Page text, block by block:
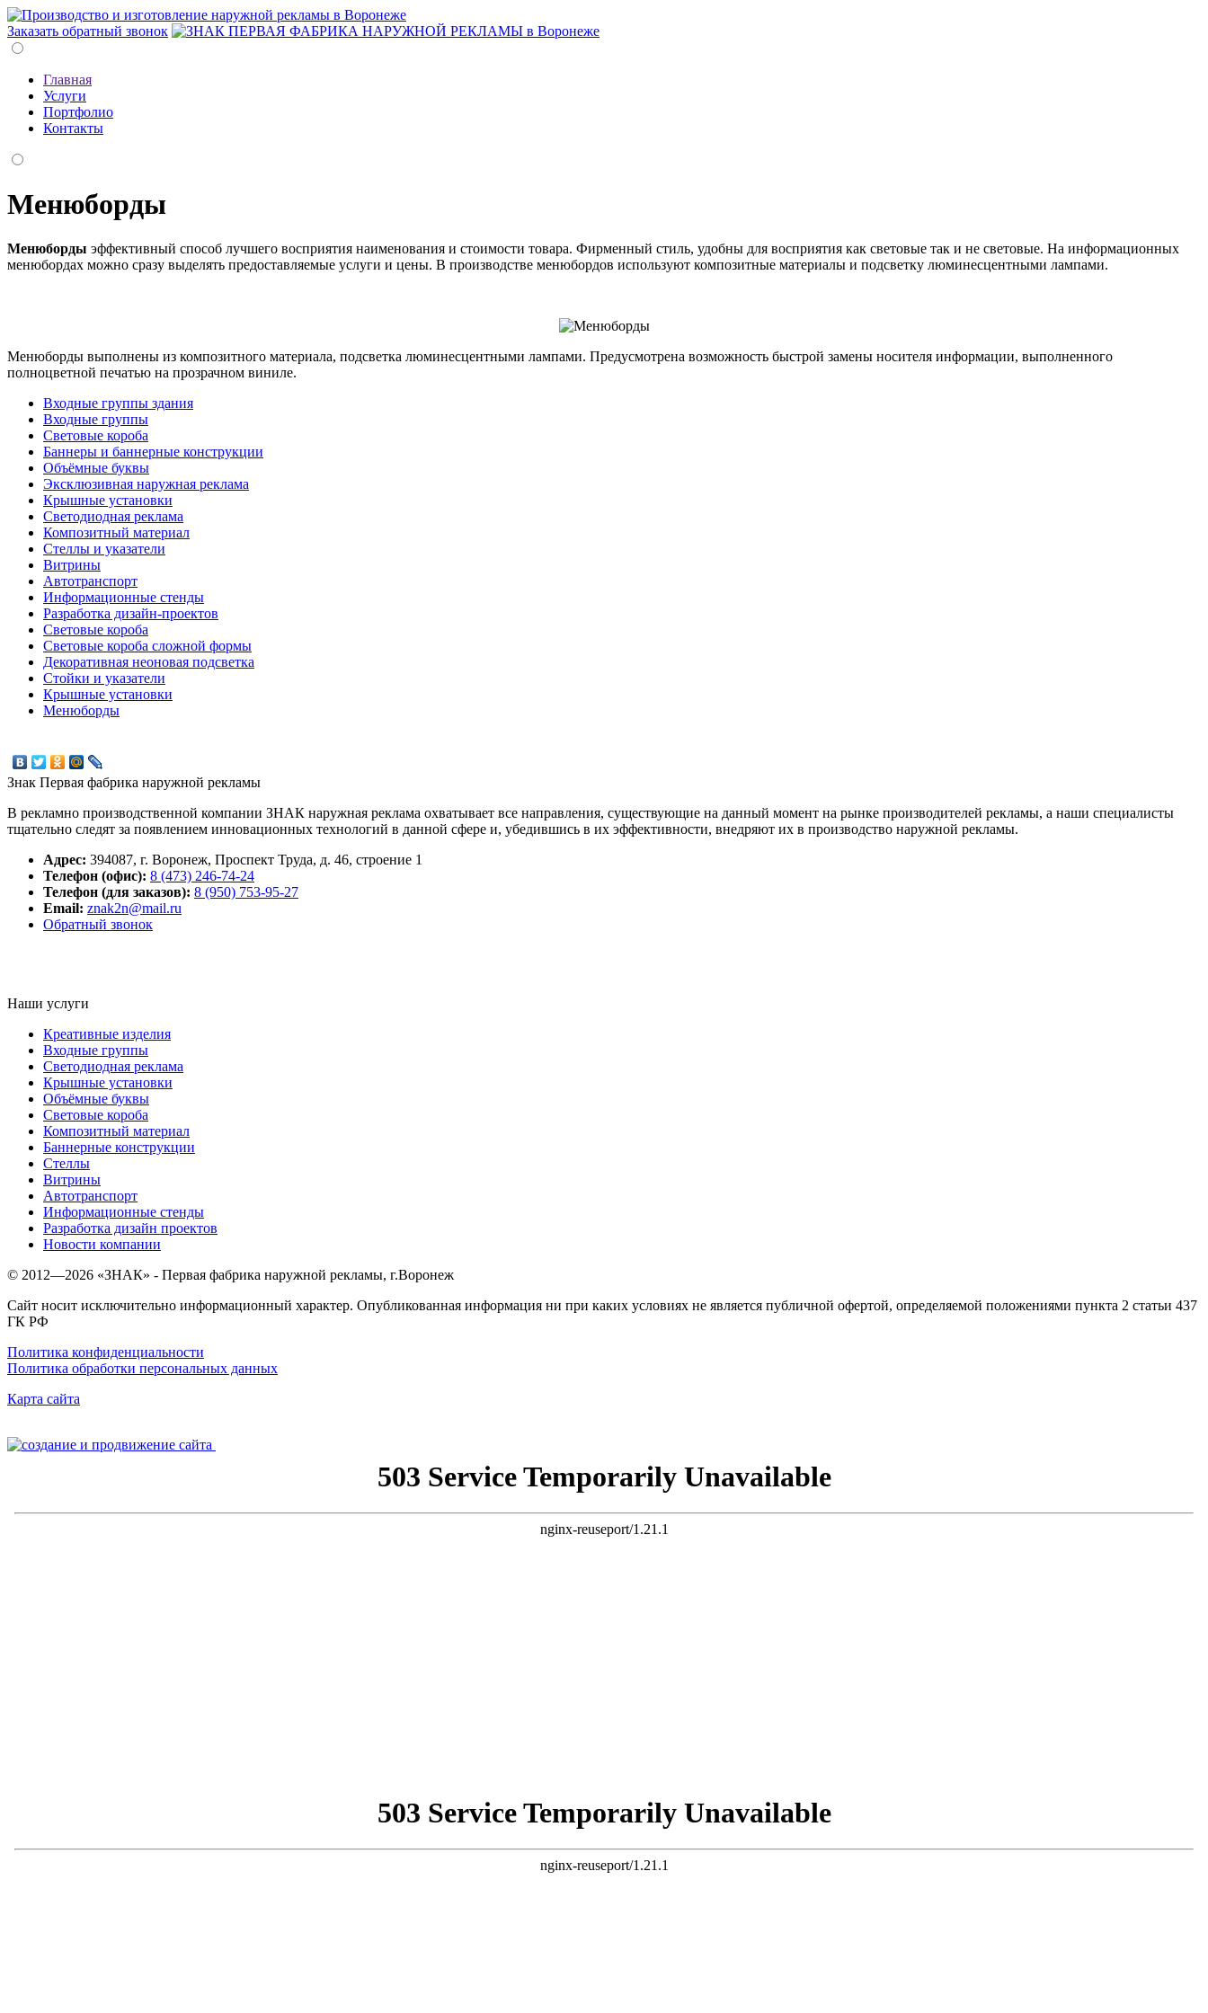
Заказать обратный звонок
Главная
Услуги
Портфолио
Контакты
Менюборды
Менюборды эффективный способ лучшего восприятия наименования и стоимости товара. Фирменный стиль, удобны для восприятия как световые так и не световые. На информационных
менюбордах можно сразу выделять предоставляемые услуги и цены. В производстве менюбордов используют композитные материалы и подсветку люминесцентными лампами.
Менюборды выполнены из композитного материала, подсветка люминесцентными лампами. Предусмотрена возможность быстрой замены носителя информации, выполненного
полноцветной печатью на прозрачном виниле.
Входные группы здания
Входные группы
Световые короба
Баннеры и баннерные конструкции
Объёмные буквы
Эксклюзивная наружная реклама
Крышные установки
Светодиодная реклама
Композитный материал
Стеллы и указатели
Витрины
Автотранспорт
Информационные стенды
Разработка дизайн-проектов
Световые короба
Световые короба сложной формы
Декоративная неоновая подсветка
Стойки и указатели
Крышные установки
Менюборды
Знак Первая фабрика наружной рекламы
В рекламно производственной компании ЗНАК наружная реклама охватывает все направления, существующие на данный момент на рынке производителей рекламы, а наши специалисты
тщательно следят за появлением инновационных технологий в данной сфере и, убедившись в их эффективности, внедряют их в производство наружной рекламы.
Адрес: 394087, г. Воронеж, Проспект Труда, д. 46, строение 1
Телефон (офис): 8 (473) 246-74-24
Телефон (для заказов): 8 (950) 753-95-27
Email: znak2n@mail.ru
Обратный звонок
Наши услуги
Креативные изделия
Входные группы
Светодиодная реклама
Крышные установки
Объёмные буквы
Световые короба
Композитный материал
Баннерные конструкции
Стеллы
Витрины
Автотранспорт
Информационные стенды
Разработка дизайн проектов
Новости компании
© 2012—2026 «ЗНАК» - Первая фабрика наружной рекламы, г.Воронеж
Сайт носит исключительно информационный характер. Опубликованная информация ни при каких условиях не является публичной офертой, определяемой положениями пункта 2 статьи 437
ГК РФ
Политика конфиденциальности
Политика обработки персональных данных
Карта сайта